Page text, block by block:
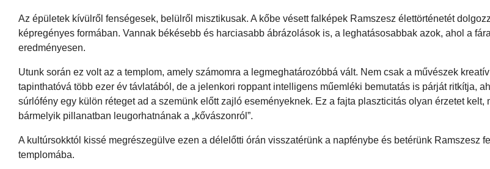
Az épületek kívülről fenségesek, belülről misztikusak. A kőbe vésett falképek Ramszesz élettörténetét
képregényes formában. Vannak békésebb és harciasabb ábrázolások is, a leghatásosabbak azok, ahol a
eredményesen.
Utunk során ez volt az a templom, amely számomra a legmeghatározóbbá vált. Nem csak a művészek
tapinthatóvá több ezer év távlatából, de a jelenkori roppant intelligens műemléki bemutatás is párját ritkítja,
súrlófény egy külön réteget ad a szemünk előtt zajló eseményeknek. Ez a fajta plaszticitás olyan érzetet kelt,
bármelyik pillanatban leugorhatnának a „kővászonról”.
A kultúrsokktól kissé megrészegülve ezen a délelőtti órán visszatérünk a napfénybe és betérünk Ramszesz
templomába.